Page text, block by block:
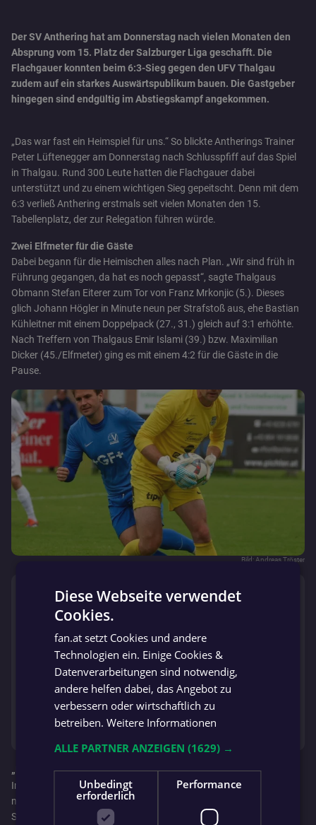
Der SV Anthering hat am Donnerstag nach vielen Monaten den
Absprung vom 15. Platz der Salzburger Liga geschafft. Die
Flachgauer konnten beim 6:3-Sieg gegen den UFV Thalgau
zudem auf ein starkes Auswärtspublikum bauen. Die Gastgeber
hingegen sind endgültig im Abstiegskampf angekommen.
„Das war fast ein Heimspiel für uns.“ So blickte Antherings Trainer
Peter Lüftenegger am Donnerstag nach Schlusspfiff auf das Spiel
in Thalgau. Rund 300 Leute hatten die Flachgauer dabei
unterstützt und zu einem wichtigen Sieg gepeitscht. Denn mit dem
6:3 verließ Anthering erstmals seit vielen Monaten den 15.
Tabellenplatz, der zur Relegation führen würde.
Zwei Elfmeter für die Gäste
Dabei begann für die Heimischen alles nach Plan. „Wir sind früh in
Führung gegangen, da hat es noch gepasst“, sagte Thalgaus
Obmann Stefan Eiterer zum Tor von Franz Mrkonjic (5.). Dieses
glich Johann Högler in Minute neun per Strafstoß aus, ehe Bastian
Kühleitner mit einem Doppelpack (27., 31.) gleich auf 3:1 erhöhte.
Nach Treffern von Thalgaus Emir Islami (39.) bzw. Maximilian
Dicker (45./Elfmeter) ging es mit einem 4:2 für die Gäste in die
Pause.
Bild: Andreas Tröster
⚡️ IM TREND
TOP-LIGEN STARTEN
Alaba zu Juve? Fix: ÖFB-Duo
dockt in Italien an
„TRANSFER? COMEBACK?“
Nach Karriereende: Kainz hat
jetzt ein neues Ziel!
„Es wird eine heiße Kiste“
In der zweiten Halbzeit gab es für die insgesamt 444 Zuschauer
noch drei weitere Tore zu bestaunen. Dicker bezwang in der
Schlussphase Interims-„Handschuh“ Johannes Wampl – er ist
Diese Webseite verwendet
Cookies.
fan.at setzt Cookies und andere
Technologien ein. Einige Cookies &
Datenverarbeitungen sind notwendig,
andere helfen dabei, das Angebot zu
verbessern oder wirtschaftlich zu
betreiben.Weitere Informationen
ALLE PARTNER ANZEIGEN(1629) →
Unbedingt
erforderlich
Performance